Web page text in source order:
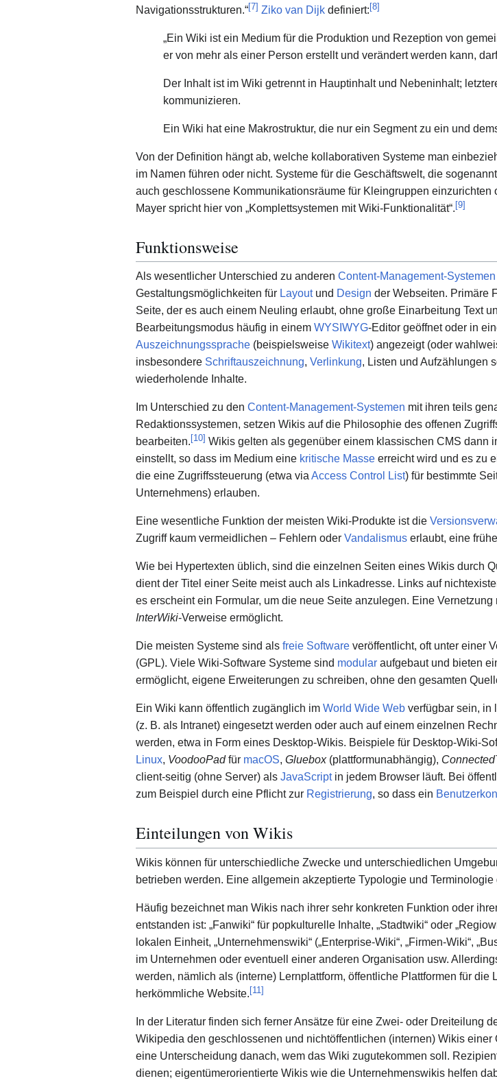
Navigationsstrukturen.“[7] Ziko van Dijk definiert: [8]
„Ein Wiki ist ein Medium für die Produktion und Rezeption von
er von mehr als einer Person erstellt und verändert werden kann,
Der Inhalt ist im Wiki getrennt in Hauptinhalt und Nebeninhalt;
kommunizieren.
Ein Wiki hat eine Makrostruktur, die nur ein Segment zu ein und
Von der Definition hängt ab, welche kollaborativen Systeme man
im Namen führen oder nicht. Systeme für die Geschäftswelt, die
auch geschlossene Kommunikationsräume für Kleingruppen
Mayer spricht hier von „Komplettsystemen mit Wiki-Funktionalität“. [9]
Funktionsweise
Als wesentlicher Unterschied zu anderen Content-Management-Systemen
Gestaltungsmöglichkeiten für Layoutund Design der Webseiten. Primäre
Seite, der es auch einem Neuling erlaubt, ohne große Einarbeitung Text
Bearbeitungsmodus häufig in einem WYSIWYG-Editor geöffnet oder in
Auszeichnungssprache (beispielsweise Wikitext) angezeigt (oder
insbesondere Schriftauszeichnung, Verlinkung, Listen und Aufzählungen
wiederholende Inhalte.
Im Unterschied zu den Content-Management-Systemen mit ihren teils
Redaktionssystemen, setzen Wikis auf die Philosophie des offenen
bearbeiten. [10] Wikis gelten als gegenüber einem klassischen CMS dann
einstellt, so dass im Medium eine kritische Masse erreicht wird und es zu
die eine Zugriffssteuerung (etwa viaAccess Control List) für bestimmte
Unternehmens) erlauben.
Eine wesentliche Funktion der meisten Wiki-Produkte ist die
Zugriff kaum vermeidlichen – Fehlern oder Vandalismus erlaubt, eine
Wie bei Hypertexten üblich, sind die einzelnen Seiten eines Wikis durch
dient der Titel einer Seite meist auch als Linkadresse. Links auf
es erscheint ein Formular, um die neue Seite anzulegen. Eine
InterWiki-Verweise ermöglicht.
Die meisten Systeme sind als freie Software veröffentlicht, oft unter einer
(GPL). Viele Wiki-Software Systeme sind modular aufgebaut und bieten
ermöglicht, eigene Erweiterungen zu schreiben, ohne den gesamten
Ein Wiki kann öffentlich zugänglich im World Wide Web verfügbar sein, in
(z. B. als Intranet) eingesetzt werden oder auch auf einem einzelnen
werden, etwa in Form eines Desktop-Wikis. Beispiele für Desktop-Wiki-
Linux, VoodooPad für macOS, Gluebox(plattformunabhängig),
client-seitig (ohne Server) als JavaScriptin jedem Browser läuft. Bei
zum Beispiel durch eine Pflicht zur Registrierung, so dass ein
Einteilungen von Wikis
Wikis können für unterschiedliche Zwecke und unterschiedlichen
betrieben werden. Eine allgemein akzeptierte Typologie und
Häufig bezeichnet man Wikis nach ihrer sehr konkreten Funktion oder
entstanden ist: „Fanwiki“ für popkulturelle Inhalte, „Stadtwiki“ oder
lokalen Einheit, „Unternehmenswiki“ („Enterprise-Wiki“, „Firmen-Wiki“,
im Unternehmen oder eventuell einer anderen Organisation usw.
werden, nämlich als (interne) Lernplattform, öffentliche Plattformen für
herkömmliche Website.[11]
In der Literatur finden sich ferner Ansätze für eine Zwei- oder Dreiteilung
Wikipedia den geschlossenen und nichtöffentlichen (internen) Wikis
eine Unterscheidung danach, wem das Wiki zugutekommen soll.
dienen; eigentümerorientierte Wikis wie die Unternehmenswikis helfen